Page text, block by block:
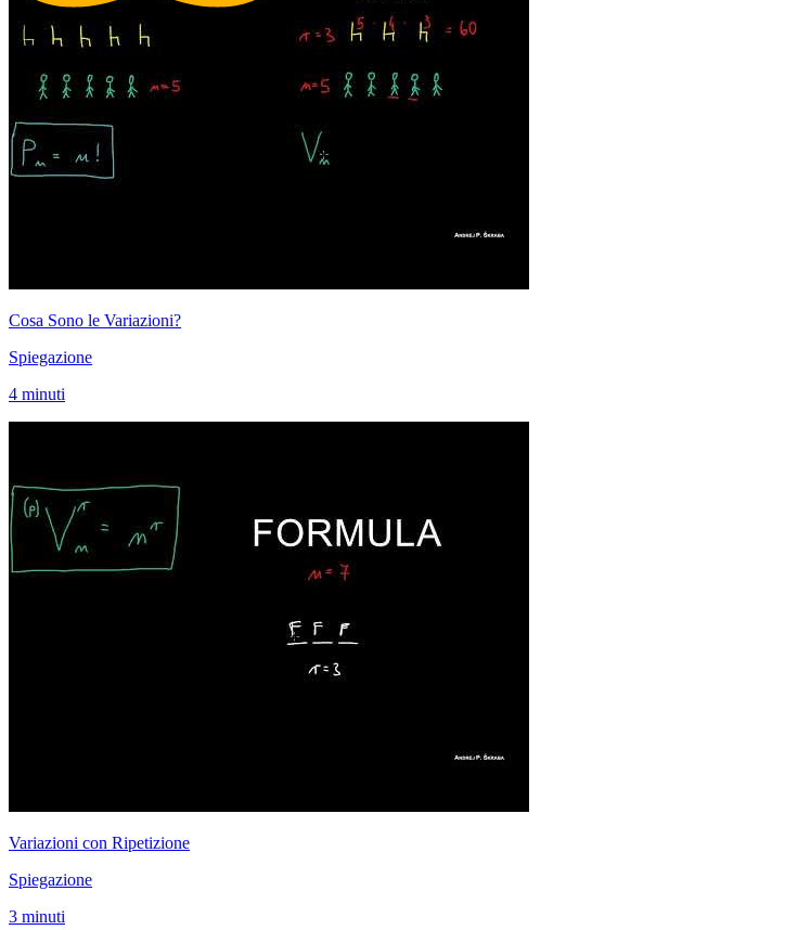
Cosa Sono le Variazioni?
Spiegazione
4 minuti
Variazioni con Ripetizione
Spiegazione
3 minuti